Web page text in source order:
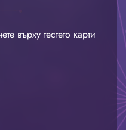
върху тестето карти